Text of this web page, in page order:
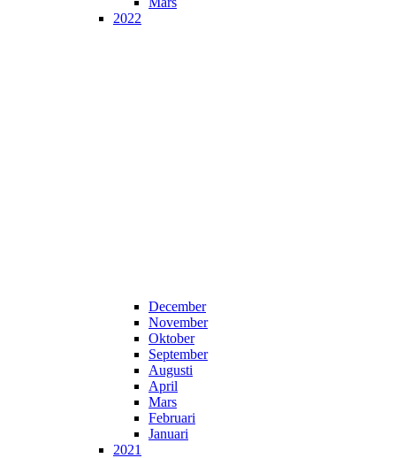
2022
December
November
Oktober
September
Augusti
April
Mars
Februari
Januari
2021